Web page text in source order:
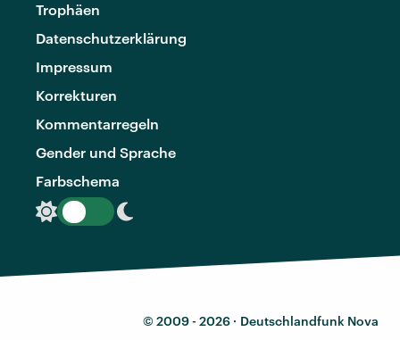
Trophäen
Datenschutzerklärung
Impressum
Korrekturen
Kommentarregeln
Gender und Sprache
Farbschema
© 2009 - 2026 · Deutschlandfunk Nova